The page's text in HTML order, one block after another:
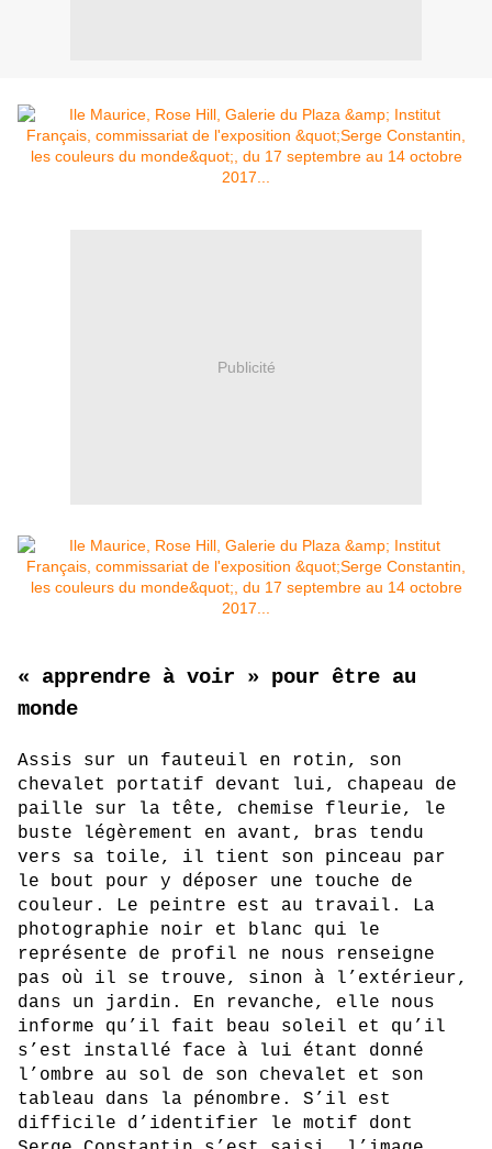
Publicité
« apprendre à voir » pour être au
monde
Assis sur un fauteuil en rotin, son
chevalet portatif devant lui, chapeau de
paille sur la tête, chemise fleurie, le
buste légèrement en avant, bras tendu
vers sa toile, il tient son pinceau par
le bout pour y déposer une touche de
couleur. Le peintre est au travail. La
photographie noir et blanc qui le
représente de profil ne nous renseigne
pas où il se trouve, sinon à l’extérieur,
dans un jardin. En revanche, elle nous
informe qu’il fait beau soleil et qu’il
s’est installé face à lui étant donné
l’ombre au sol de son chevalet et son
tableau dans la pénombre. S’il est
difficile d’identifier le motif dont